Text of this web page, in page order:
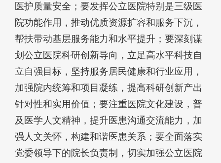
医护质量安全；要发挥公立医院特别是三级医
院功能作用，推动优质资源扩容和服务下沉，
帮扶带动基层服务能力和水平提升；要深刻谋
划公立医院科研创新导向，立足高水平科技自
立自强目标，坚持服务居民健康和行业应用，
加强院内统筹和项目凝练，提高科研创新产出
针对性和实用价值；要注重医院文化建设，普
及医学人文精神，提升医患沟通交流能力，加
强人文关怀，构建和谐医患关系；要全面落实
党委领导下的院长负责制，切实加强公立医院